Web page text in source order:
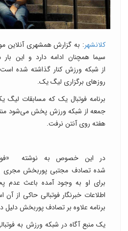
کلانشهر: به گزارش همشهری آنلاین
سیما همچنان ادامه دارد و این
از شبکه ورزش کنار گذاشته شده
روزهای برگزاری لیگ یک.
برنامه فوتبال یک که مسابقات
جمعه از شبکه ورزش پخش می‌شود
هفته روی آنتن نرفت.
در این خصوص به نوشته
شده تصادف مجتبی پوربخش مجری
برای او به وجود آمده باعث عدم
اطلاعات خبرنگار فوتبالی حاکی
برنامه علاوه بر تصادف پوربخش
یک منبع آگاه در شبکه ورزش به